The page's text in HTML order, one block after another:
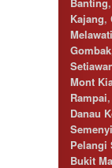
Kajang,
Melawati
Gombak
Mont
Rampai,
Danau
Pelangi
Bukit